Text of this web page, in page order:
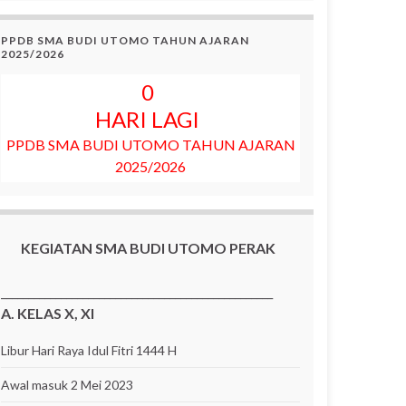
PPDB SMA BUDI UTOMO TAHUN AJARAN
2025/2026
0
HARI LAGI
PPDB SMA BUDI UTOMO TAHUN AJARAN
2025/2026
KEGIATAN SMA BUDI UTOMO PERAK
A. KELAS X, XI
Libur Hari Raya Idul Fitri 1444 H
Awal masuk 2 Mei 2023